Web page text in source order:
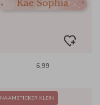
6,99
NAAMSTICKER KLEIN